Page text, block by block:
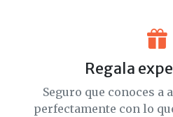
Regala
Seguro que conoces a
perfectamente con lo